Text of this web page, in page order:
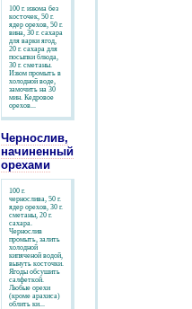
100 г. изюма без
косточек, 50 г.
ядер орехов, 50 г.
вина, 30 г. сахара
для варки ягод,
20 г. сахара для
посыпки блюда,
30 г. сметаны.
Изюм промыть в
холодной воде,
замочить на 30
мин. Кедровое
орехов...
Чернослив,
начиненный
орехами
100 г.
чернослива, 50 г.
ядер орехов, 30 г.
сметаны, 20 г.
сахара.
Чернослив
промыть, залить
холодной
кипяченой водой,
вынуть косточки.
Ягоды обсушить
салфеткой.
Любые орехи
(кроме арахиса)
облить ки...